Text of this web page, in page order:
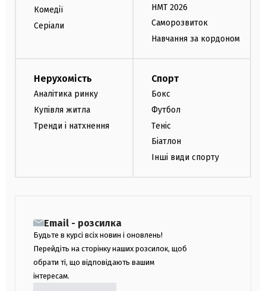
Комедії
Серіали
НМТ 2026
Саморозвиток
Навчання за кордоном
Нерухомість
Аналітика ринку
Купівля житла
Тренди і натхнення
Спорт
Бокс
Футбол
Теніс
Біатлон
Інші види спорту
Email - розсилка
Будьте в курсі всіх новин і оновлень!
Перейдіть на сторінку наших розсилок, щоб
обрати ті, що відповідають вашим
інтересам.